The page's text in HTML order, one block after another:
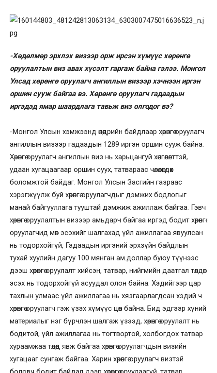
-Хөдөлмөр эрхлэх визээр орж ирсэн хүмүүс хөрөнгө
оруулалтын виз авах хүсэлт гаргаж байна гэлээ. Монгол
Улсад хөрөнгө оруулагч ангиллын визээр хэчнээн иргэн
оршин сууж байгаа вэ. Хөрөнгө оруулагч гадаадын
иргэдэд ямар шаардлага тавьж виз олгодог вэ?
-Монгол Улсын хэмжээнд өнөөдрийн байдлаар хөрөнгө оруулагч
ангиллын визээр гадаадын 1289 иргэн оршин сууж байна.
Хөрөнгө оруулагч ангиллын виз нь харьцангуй хөнгөлөлттэй,
удаан хугацаагаар оршин суух, татвараас чөлөөлөгдөх
боломжтой байдаг. Монгол Улсын Засгийн газраас
хэрэгжүүлж буй хөрөнгө оруулагчдыг дэмжих бодлогыг
манай байгууллага тууштай дэмжиж ажиллаж байгаа. Гэвч
хөрөнгө оруулалтын визээр амьдарч байгаа иргэд бодит хөрөнгө
оруулагчид мөн эсэхийг шалгахад үйл ажиллагаа явуулсан
нь тодорхойгүй, Гадаадын иргэний эрхзүйн байдлын
тухай хуулийн дагуу 100 мянган ам.доллар буюу түүнээс
дээш хөрөнгө оруулалт хийсэн, татвар, нийгмийн даатгал төлдөг
эсэх нь тодорхойгүй асуудал олон байна. Хэдийгээр цар
тахлын улмаас үйл ажиллагаа нь хязгаарлагдсан хэдий ч
хөрөнгө оруулагч гэж үзэх хүмүүс цөөн байна. Бид эдгээр хүний
материалыг нэг бүрчлэн шалгаж үзээд, хөрөнгө оруулалт нь
бодитой, үйл ажиллагаа нь тогтвортой, холбогдох татвар
хураамжаа төлөөд явж байгаа хөрөнгө оруулагчдын визийн
хугацааг сунгаж байгаа. Харин хөрөнгө оруулагч визтэй